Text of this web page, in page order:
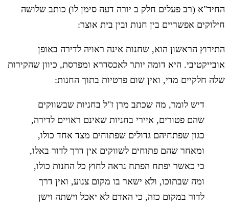
החיד"א (רב פעלים חלק ב יורה דעה סימן לו) כותב שלושה
חילוקים אפשריים בין חנות ובין בית אוצר:
התירוץ הראשון הוא, שחנות אינה ראויה לדירה באופן
אובייקטיבי. היא דומה יותר לאכסדרא ומפרסת, כיוון שהקירות
שלה חלקיים מדי, ואין שום פרטיות בתוך החנות:
דיש לומר, מה שכתב מרן ז"ל בחניות שבשווקים
שהם פטורים, איירי בחניות שאינם ראויים לדירה,
כגון שפתחיהם גדולים שפתוחים מצד אחד כולו,
ומאחר שהם פתוחים לשווקים אין דרך לדור באלו,
כי כאשר יפתח הפתח נראה לחוץ כל החנות כולו,
ומה שבתוכו, ולא ישאר בו מקום צנוע, ואין דרך
לדור במקום כזה, כי האדם לא יאכל וישתה וישן